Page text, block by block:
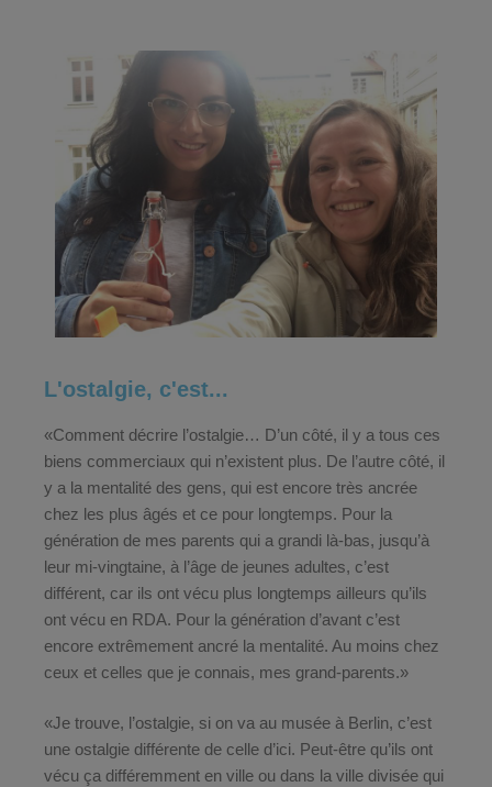
L'ostalgie, c'est...
«Comment décrire l’ostalgie… D’un côté, il y a tous ces
biens commerciaux qui n’existent plus. De l’autre côté, il
y a la mentalité des gens, qui est encore très ancrée
chez les plus âgés et ce pour longtemps. Pour la
génération de mes parents qui a grandi là-bas, jusqu’à
leur mi-vingtaine, à l’âge de jeunes adultes, c’est
différent, car ils ont vécu plus longtemps ailleurs qu’ils
ont vécu en RDA. Pour la génération d’avant c’est
encore extrêmement ancré la mentalité. Au moins chez
ceux et celles que je connais, mes grand-parents.»
«Je trouve, l’ostalgie, si on va au musée à Berlin, c’est
une ostalgie différente de celle d’ici. Peut-être qu’ils ont
vécu ça différemment en ville ou dans la ville divisée qui